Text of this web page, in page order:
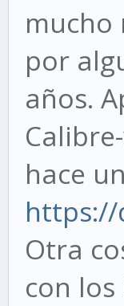
mucho
por
años.
hace
https://
Otra
con